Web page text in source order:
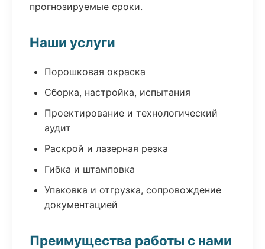
прогнозируемые сроки.
Наши услуги
Порошковая окраска
Сборка, настройка, испытания
Проектирование и технологический
аудит
Раскрой и лазерная резка
Гибка и штамповка
Упаковка и отгрузка, сопровождение
документацией
Преимущества работы с нами